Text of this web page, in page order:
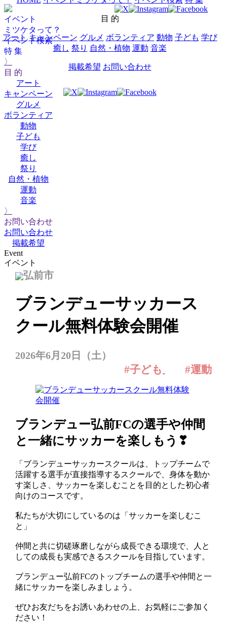
イベント
ミツケタって？
イベント検索
特 集
〉
目 的
アート
キャンペーン
グルメ
ボランティア
動物
子ども
学び
癒し
祭り
自然・植物
運動
音楽
〉
お問い合わせ
お問い合わせ
掲載希望
目 的
アート キャンペーン グルメ ボランティア 動物 子ども 学び
癒し 祭り 自然・植物 運動 音楽
掲載希望 お問い合わせ
Event
イベント
弘前市
ブランデューサッカース
クール無料体験会開催
2026年6月20日（土）
#子ども #運動
ブランデュー弘前FCの選手や仲間
と一緒にサッカーを楽しもう❣
「ブランデューサッカースクールは、トップチームで
活躍する選手が直接指導するスクールで、身体を動か
す楽しさ、サッカーを楽しむことを目的とした初心者
向けのコースです。
私たちが大切にしているのは「サッカーを楽しむこ
と」
仲間と共に切磋琢磨しながら成長できる環境で、人と
しての成長も実感できるスクールを目指しています。
ブランデュー弘前FCのトップチームの選手や仲間と一
緒にサッカーを楽しみましょう。
ぜひお友だちをお誘いあわせの上、お気軽にご参加く
ださい！